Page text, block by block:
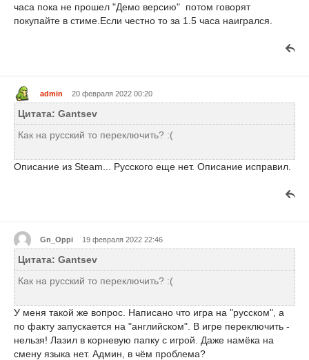
часа пока не прошел "Демо версию" потом говорят
покупайте в стиме.Если честно то за 1.5 часа наигрался.
admin 20 февраля 2022 00:20
Цитата: Gantsev
Как на русский то переключить? :(
Описание из Steam... Русского еще нет. Описание исправил.
Gn_Oppi 19 февраля 2022 22:46
Цитата: Gantsev
Как на русский то переключить? :(
У меня такой же вопрос. Написано что игра на "русском", а
по факту запускается на "английском". В игре переключить -
нельзя! Лазил в корневую папку с игрой. Даже намёка на
смену языка нет. Админ, в чём проблема?